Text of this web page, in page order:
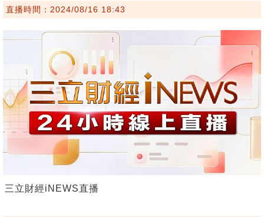
直播時間：2024/08/16 18:43
三立財經iNEWS直播